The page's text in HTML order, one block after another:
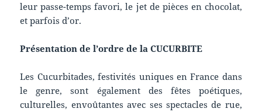
leur passe-temps favori, le jet de pièces en chocolat,
et parfois d’or.
Présentation de l’ordre de la CUCURBITE
Les Cucurbitades, festivités uniques en France dans
le genre, sont également des fêtes poétiques,
culturelles, envoûtantes avec ses spectacles de rue,